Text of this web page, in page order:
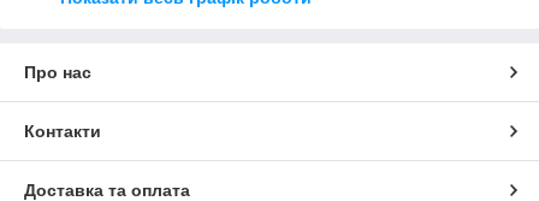
Про нас
Контакти
Доставка та оплата